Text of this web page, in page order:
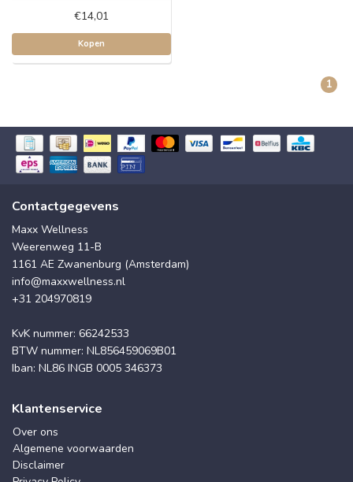
€14,01
Kopen
1
Contactgegevens
Maxx Wellness
Weerenweg 11-B
1161 AE Zwanenburg (Amsterdam)
info@maxxwellness.nl
+31 204970819
KvK nummer: 66242533
BTW nummer: NL856459069B01
Iban: NL86 INGB 0005 346373
Klantenservice
Over ons
Algemene voorwaarden
Disclaimer